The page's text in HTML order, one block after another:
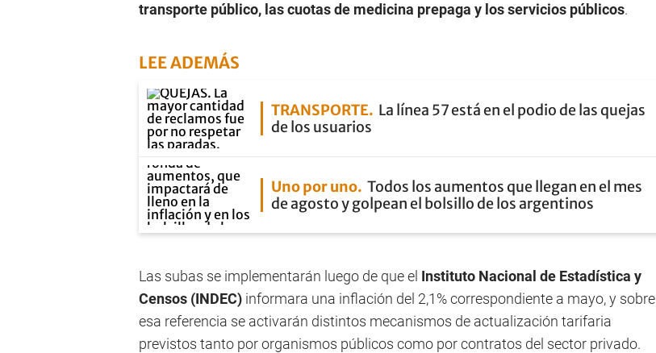
transporte público, las cuotas de medicina prepaga y los servicios públicos.
LEE ADEMÁS
TRANSPORTE La línea 57 está en el podio de las quejas
de los usuarios
Uno por uno Todos los aumentos que llegan en el mes
de agosto y golpean el bolsillo de los argentinos
Las subas se implementarán luego de que el Instituto Nacional de Estadística y
Censos (INDEC) informara una inflación del 2,1% correspondiente a mayo, y sobre
esa referencia se activarán distintos mecanismos de actualización tarifaria
previstos tanto por organismos públicos como por contratos del sector privado.